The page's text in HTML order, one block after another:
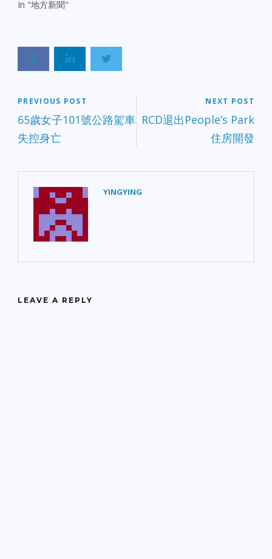
In "地方新聞"
PREVIOUS POST
65歲女子101號公路駕車
失控身亡
NEXT POST
RCD退出People’s Park
住房開發
YINGYING
LEAVE A REPLY